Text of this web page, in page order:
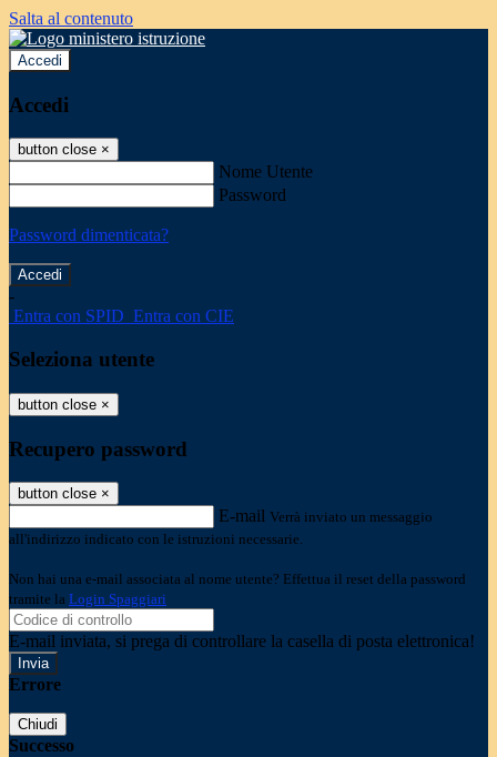
Salta al contenuto
Accedi
Accedi
button close ×
Nome Utente
Password
Password dimenticata?
-
Entra con SPID Entra con CIE
Seleziona utente
button close ×
Recupero password
button close ×
E-mail Verrà inviato un messaggio
all'indirizzo indicato con le istruzioni necessarie.
Non hai una e-mail associata al nome utente? Effettua il reset della password
tramite la Login Spaggiari
E-mail inviata, si prega di controllare la casella di posta elettronica!
Errore
Chiudi
Successo